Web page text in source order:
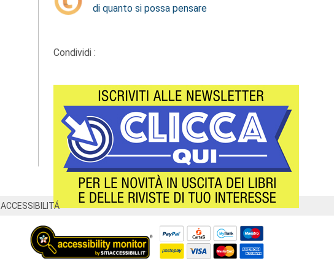
di quanto si possa pensare
Condividi :
ACCESSIBILITÁ